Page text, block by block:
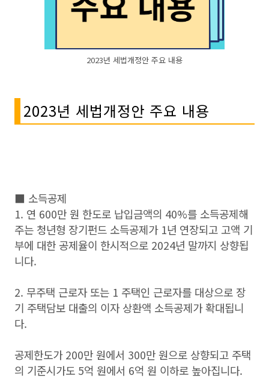
2023년 세법개정안 주요 내용
2023년 세법개정안 주요 내용
■ 소득공제
1. 연 600만 원 한도로 납입금액의 40%를 소득공제해
주는 청년형 장기펀드 소득공제가 1년 연장되고 고액 기
부에 대한 공제율이 한시적으로 2024년 말까지 상향됩
니다.
2. 무주택 근로자 또는 1 주택인 근로자를 대상으로 장
기 주택담보 대출의 이자 상환액 소득공제가 확대됩니
다.
공제한도가 200만 원에서 300만 원으로 상향되고 주택
의 기준시가도 5억 원에서 6억 원 이하로 높아집니다.